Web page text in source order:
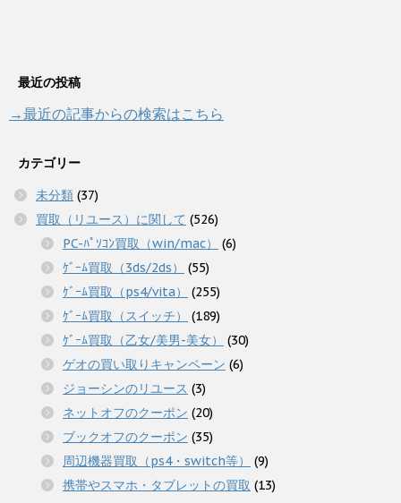
最近の投稿
→最近の記事からの検索はこちら
カテゴリー
未分類 (37)
買取（リユース）に関して (526)
PC-ﾊﾟｿｺﾝ買取（win/mac）
(6)
ｹﾞｰﾑ買取（3ds/2ds）
(55)
ｹﾞｰﾑ買取（ps4/vita）
(255)
ｹﾞｰﾑ買取（スイッチ）
(189)
ｹﾞｰﾑ買取（乙女/美男-美女）
(30)
ゲオの買い取りキャンペーン (6)
ジョーシンのリユース (3)
ネットオフのクーポン (20)
ブックオフのクーポン (35)
周辺機器買取（ps4・switch等）
(9)
携帯やスマホ・タブレットの買取 (13)